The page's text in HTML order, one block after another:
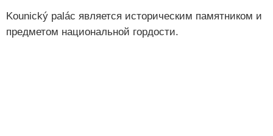
Kounický palác является историческим памятником и
предметом национальной гордости.